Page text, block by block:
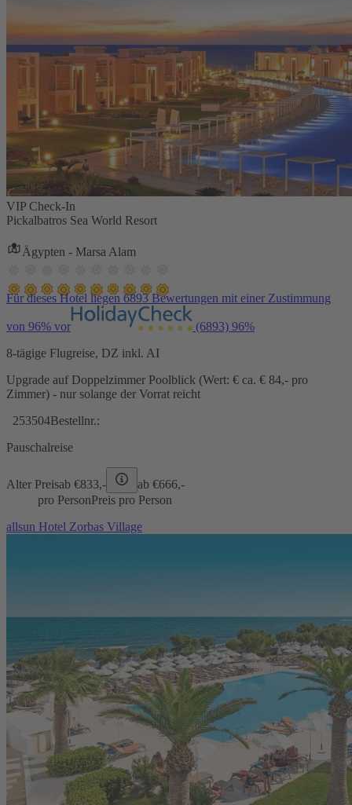
VIP Check-In
Pickalbatros Sea World Resort
Ägypten - Marsa Alam
Für dieses Hotel liegen 6893 Bewertungen mit einer Zustimmung
von 96% vor (6893) 96%
8-tägige Flugreise, DZ inkl. AI
Upgrade auf Doppelzimmer Poolblick (Wert: € ca. € 84,- pro
Zimmer) - nur solange der Vorrat reicht
253504Bestellnr.:
Pauschalreise
Alter Preisab €833,- ab €666,-
pro PersonPreis pro Person
allsun Hotel Zorbas Village